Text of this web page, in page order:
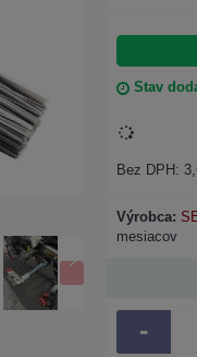
Stav
Bez DPH:
Výrobca:
mesiacov
-